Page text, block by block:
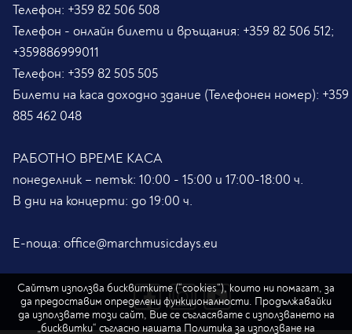
Сайтът използва бисквитките (“cookies”), които ни помагат, за
да предоставим определени функционалности. Продължавайки
да използвате този сайт, Вие се съгласявате с използването на
„бисквитки“ съгласно нашата Политика за използване на
Телефон: +359 82 506 508
Телефон - онлайн билети и връщания: +359 82 506 512;
+359886999011
Телефон: +359 82 505 505
Билети на каса доходно здание (Телефонен номер): +359
885 462 048
РАБОТНО ВРЕМЕ КАСА
понеделник – петък: 10:00 - 15:00 и 17:00-18:00 ч.
В дни на концерти: до 19:00 ч.
Е-поща: office@marchmusicdays.eu